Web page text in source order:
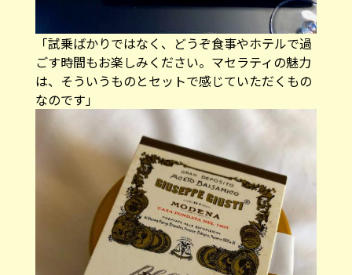
「試乗ばかりではなく、どうぞ食事やホテルで過
ごす時間もお楽しみください。マセラティの魅力
は、そういうものとセットで感じていただくもの
なのです」